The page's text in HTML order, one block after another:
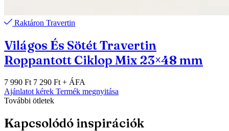
Raktáron Travertin
Világos És Sötét Travertin
Roppantott Ciklop Mix 23×48 mm
7 990 Ft 7 290 Ft + ÁFA
Ajánlatot kérek Termék megnyitása
További ötletek
Kapcsolódó inspirációk